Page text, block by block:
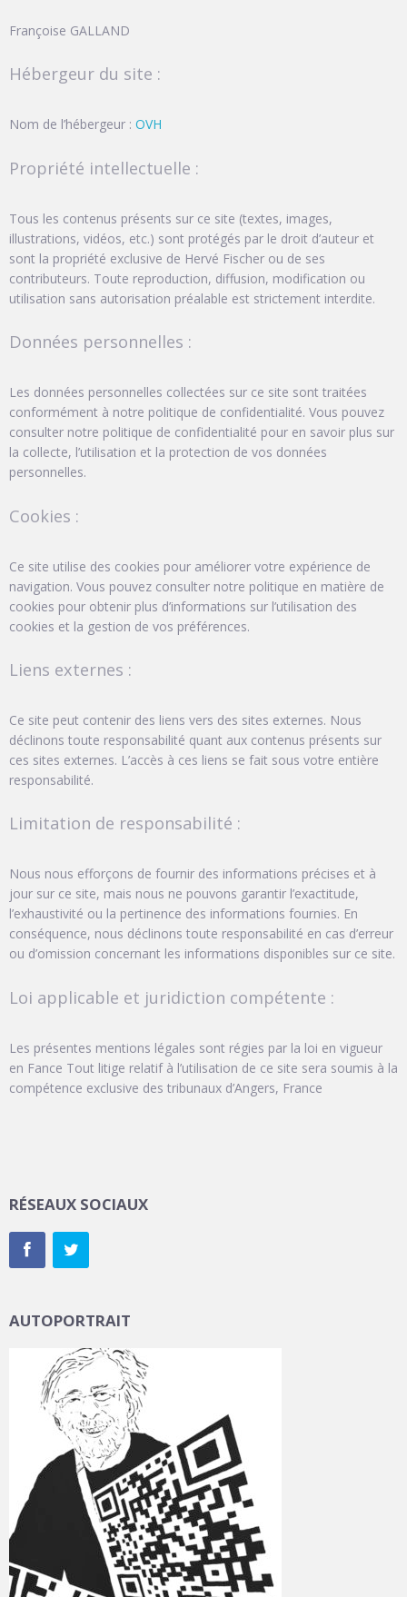
Françoise GALLAND
Hébergeur du site :
Nom de l’hébergeur : OVH
Propriété intellectuelle :
Tous les contenus présents sur ce site (textes, images,
illustrations, vidéos, etc.) sont protégés par le droit d’auteur et
sont la propriété exclusive de Hervé Fischer ou de ses
contributeurs. Toute reproduction, diffusion, modification ou
utilisation sans autorisation préalable est strictement interdite.
Données personnelles :
Les données personnelles collectées sur ce site sont traitées
conformément à notre politique de confidentialité. Vous pouvez
consulter notre politique de confidentialité pour en savoir plus sur
la collecte, l’utilisation et la protection de vos données
personnelles.
Cookies :
Ce site utilise des cookies pour améliorer votre expérience de
navigation. Vous pouvez consulter notre politique en matière de
cookies pour obtenir plus d’informations sur l’utilisation des
cookies et la gestion de vos préférences.
Liens externes :
Ce site peut contenir des liens vers des sites externes. Nous
déclinons toute responsabilité quant aux contenus présents sur
ces sites externes. L’accès à ces liens se fait sous votre entière
responsabilité.
Limitation de responsabilité :
Nous nous efforçons de fournir des informations précises et à
jour sur ce site, mais nous ne pouvons garantir l’exactitude,
l’exhaustivité ou la pertinence des informations fournies. En
conséquence, nous déclinons toute responsabilité en cas d’erreur
ou d’omission concernant les informations disponibles sur ce site.
Loi applicable et juridiction compétente :
Les présentes mentions légales sont régies par la loi en vigueur
en Fance Tout litige relatif à l’utilisation de ce site sera soumis à la
compétence exclusive des tribunaux d’Angers, France
RÉSEAUX SOCIAUX
AUTOPORTRAIT